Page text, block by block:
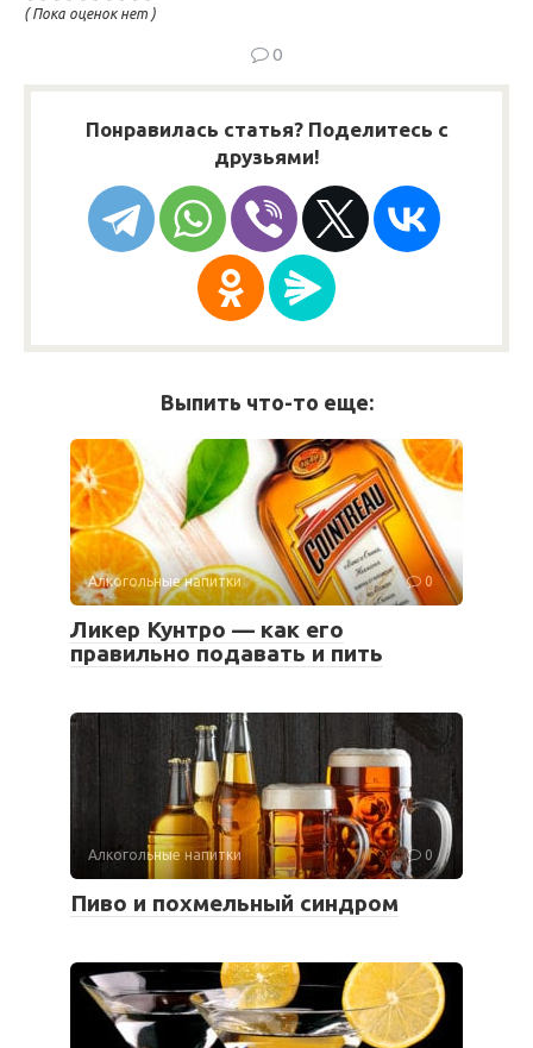
( Пока оценок нет )
0
Понравилась статья? Поделитесь с
друзьями!
Выпить что-то еще:
Алкогольные напитки 0
Ликер Кунтро — как его
правильно подавать и пить
Алкогольные напитки 0
Пиво и похмельный синдром